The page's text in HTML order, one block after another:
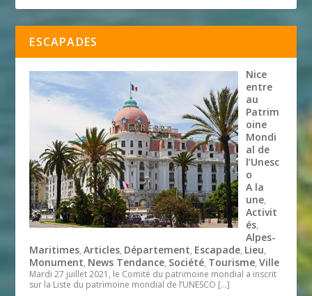
ESCAPADES
Nice
entre
au
Patrim
oine
Mondi
al de
l’Unesc
o
A la
une,
Activit
és,
Alpes-
Maritimes,Articles, Département, Escapade, Lieu,
Monument, News Tendance, Société, Tourisme,Ville
Mardi 27 juillet 2021, le Comité du patrimoine mondial a inscrit
sur la Liste du patrimoine mondial de l’UNESCO […]